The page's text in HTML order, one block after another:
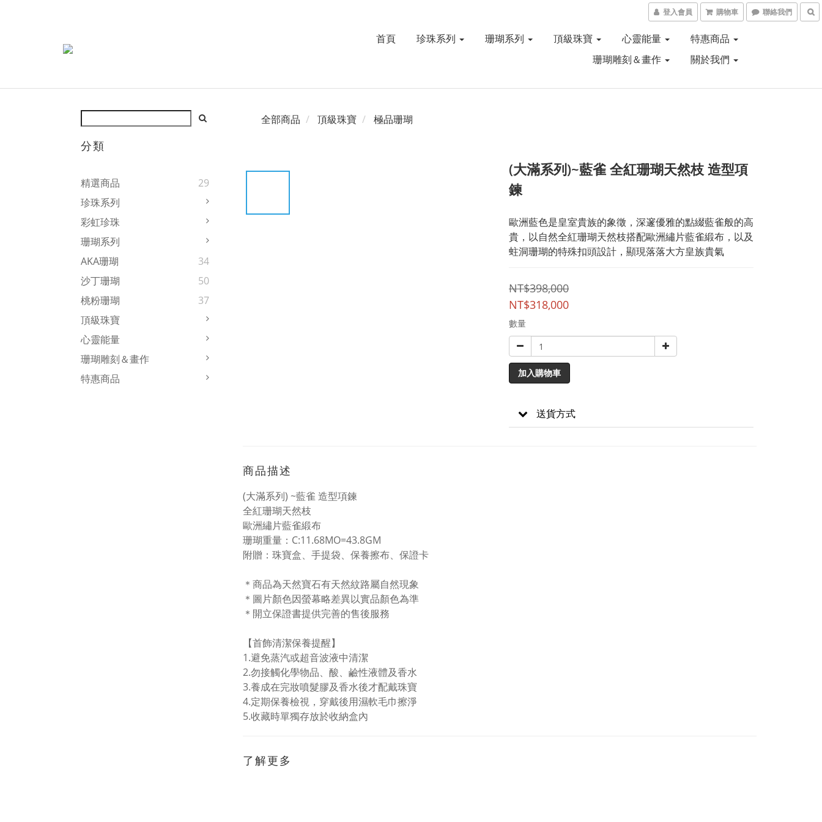
登入會員 購物車 聯絡我們
首頁 珍珠系列 珊瑚系列 頂級珠寶 心靈能量
特惠商品
珊瑚雕刻＆畫作
關於我們
分類
精選商品
29
珍珠系列
彩虹珍珠
珊瑚系列
AKA珊瑚
34
沙丁珊瑚
50
桃粉珊瑚
37
頂級珠寶
心靈能量
珊瑚雕刻＆畫作
特惠商品
全部商品 頂級珠寶 極品珊瑚
(大滿系列)~藍雀 全紅珊瑚天然枝 造型項
鍊
歐洲藍色是皇室貴族的象徵，深邃優雅的點綴藍雀般的高
貴，以自然全紅珊瑚天然枝搭配歐洲繡片藍雀緞布，以及
蛀洞珊瑚的特殊扣頭設計，顯現落落大方皇族貴氣
NT$398,000
NT$318,000
數量
加入購物車
送貨方式
商品描述
(大滿系列) ~藍雀 造型項鍊
全紅珊瑚天然枝
歐洲繡片藍雀緞布
珊瑚重量：C:11.68MO=43.8GM
附贈：珠寶盒、手提袋、保養擦布、保證卡
＊商品為天然寶石有天然紋路屬自然現象
＊圖片顏色因螢幕略差異以實品顏色為準
＊開立保證書提供完善的售後服務
【首飾清潔保養提醒】
1.避免蒸汽或超音波液中清潔
2.勿接觸化學物品、酸、鹼性液體及香水
3.養成在完妝噴髮膠及香水後才配戴珠寶
4.定期保養檢視，穿戴後用濕軟毛巾擦淨
5.收藏時單獨存放於收納盒內
了解更多